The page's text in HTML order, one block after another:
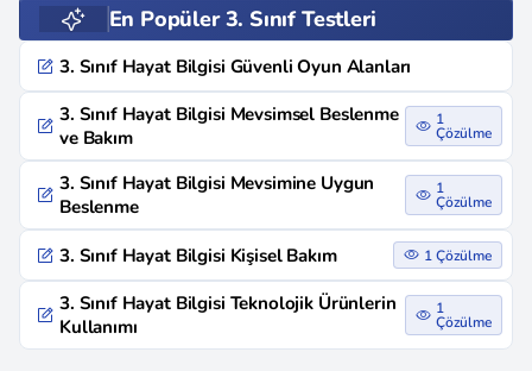
En Popüler 3. Sınıf Testleri
3. Sınıf Hayat Bilgisi Güvenli Oyun Alanları
3. Sınıf Hayat Bilgisi Mevsimsel Beslenme
ve Bakım
1
Çözülme
3. Sınıf Hayat Bilgisi Mevsimine Uygun
Beslenme
1
Çözülme
3. Sınıf Hayat Bilgisi Kişisel Bakım 1 Çözülme
3. Sınıf Hayat Bilgisi Teknolojik Ürünlerin
Kullanımı
1
Çözülme